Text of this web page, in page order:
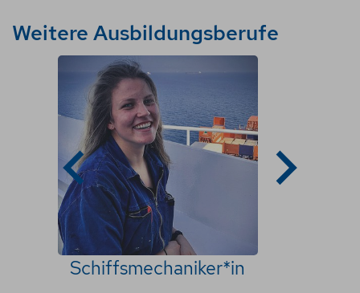
25
Weitere Ausbildungsberufe
Schiffsmechaniker*in